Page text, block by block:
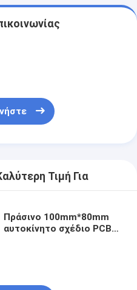
Τιμή Για
Πράσινο 100mm*80mm
αυτοκίνητο σχέδιο PCB